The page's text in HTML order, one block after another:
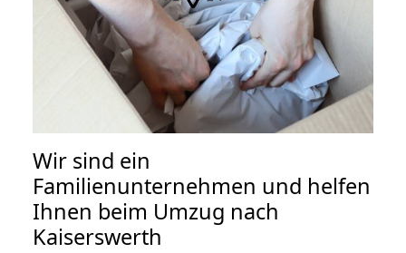
Wir sind ein
Familienunternehmen und helfen
Ihnen beim Umzug nach
Kaiserswerth